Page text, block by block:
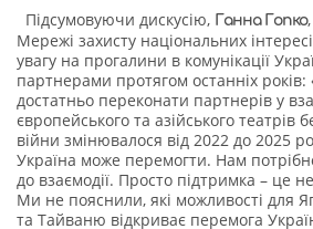
Підсумовуючи дискусію, Ганна Гопко
Мережі захисту національних
увагу на прогалини в комунікації
партнерами протягом останніх
достатньо переконати партнерів у
європейського та азійського театрів
війни змінювалося від 2022 до 2025
Україна може перемогти. Нам
до взаємодії. Просто підтримка – це
Ми не пояснили, які можливості для
та Тайваню відкриває перемога